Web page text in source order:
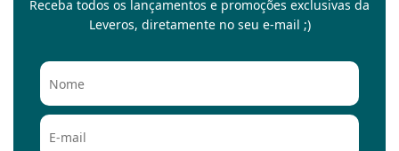
Receba todos os lançamentos e promoções exclusivas da
Leveros, diretamente no seu e-mail ;)